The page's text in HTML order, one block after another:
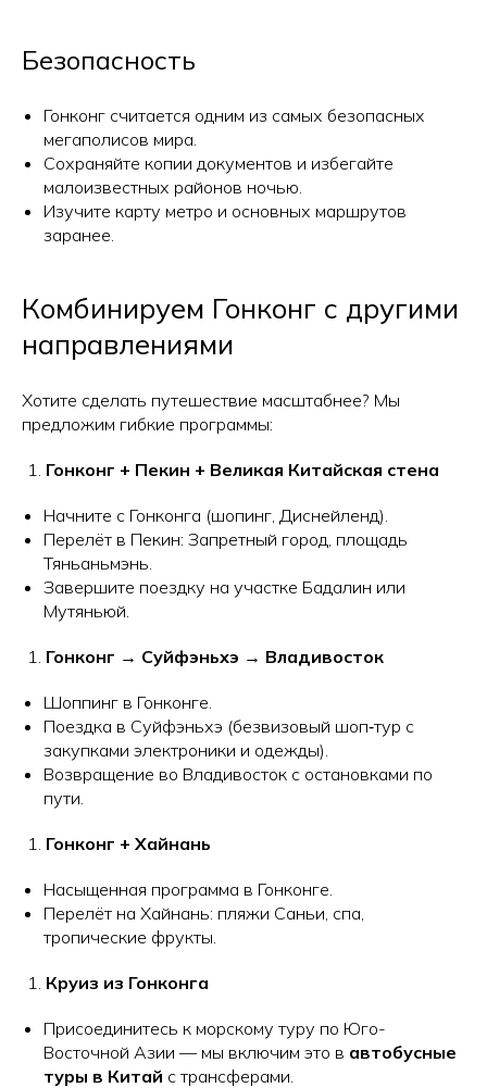
Безопасность
Гонконг считается одним из самых безопасных
мегаполисов мира.
Сохраняйте копии документов и избегайте
малоизвестных районов ночью.
Изучите карту метро и основных маршрутов
заранее.
Комбинируем Гонконг с другими
направлениями
Хотите сделать путешествие масштабнее? Мы
предложим гибкие программы:
Гонконг + Пекин + Великая Китайская стена
Начните с Гонконга (шопинг, Диснейленд).
Перелёт в Пекин: Запретный город, площадь
Тяньаньмэнь.
Завершите поездку на участке Бадалин или
Мутяньюй.
Гонконг → Суйфэньхэ → Владивосток
Шоппинг в Гонконге.
Поездка в Суйфэньхэ (безвизовый шоп‑тур с
закупками электроники и одежды).
Возвращение во Владивосток с остановками по
пути.
Гонконг + Хайнань
Насыщенная программа в Гонконге.
Перелёт на Хайнань: пляжи Саньи, спа,
тропические фрукты.
Круиз из Гонконга
Присоединитесь к морскому туру по Юго-
Восточной Азии — мы включим это в автобусные
туры в Китай с трансферами.